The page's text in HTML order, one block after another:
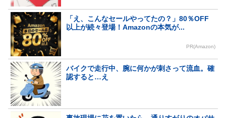
「え、こんなセールやってたの？」80％OFF
以上が続々登場！Amazonの本気が...
PR(Amazon)
バイクで走行中、腕に何かが刺さって流血。確
認すると…え